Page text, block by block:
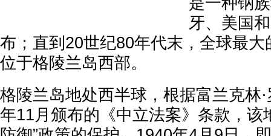
牙、美国
布；直到20世纪80年代末，全球最
位于格陵兰岛西部。
格陵兰岛地处西半球，根据富兰克林
年11月颁布的《中立法案》条款，该